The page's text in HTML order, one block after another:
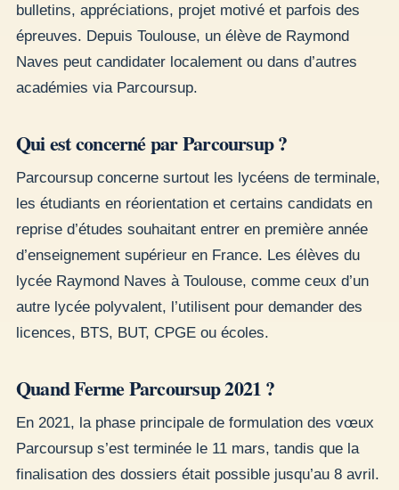
bulletins, appréciations, projet motivé et parfois des
épreuves. Depuis Toulouse, un élève de Raymond
Naves peut candidater localement ou dans d’autres
académies via Parcoursup.
Qui est concerné par Parcoursup ?
Parcoursup concerne surtout les lycéens de terminale,
les étudiants en réorientation et certains candidats en
reprise d’études souhaitant entrer en première année
d’enseignement supérieur en France. Les élèves du
lycée Raymond Naves à Toulouse, comme ceux d’un
autre lycée polyvalent, l’utilisent pour demander des
licences, BTS, BUT, CPGE ou écoles.
Quand Ferme Parcoursup 2021 ?
En 2021, la phase principale de formulation des vœux
Parcoursup s’est terminée le 11 mars, tandis que la
finalisation des dossiers était possible jusqu’au 8 avril.